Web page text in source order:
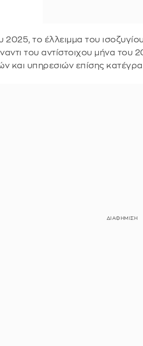
2025, το έλλειμμα του
του αντίστοιχου μήνα
και υπηρεσιών επίσης